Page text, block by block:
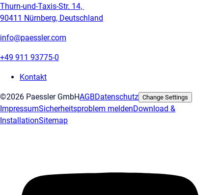
Thurn-und-Taxis-Str. 14,
90411 Nürnberg, Deutschland
info@paessler.com
+49 911 93775-0
Kontakt
©2026 Paessler GmbHAGBDatenschutz Change Settings
ImpressumSicherheitsproblem meldenDownload &
InstallationSitemap